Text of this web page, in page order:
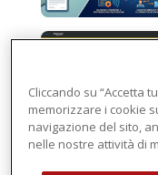
Cliccando su “Accetta
memorizzare i cookie
navigazione del sito,
nelle nostre attività di